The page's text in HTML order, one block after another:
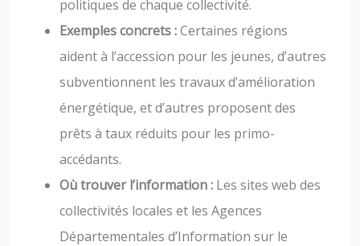
politiques de chaque collectivité.
Exemples concrets :Certaines régions
aident à l’accession pour les jeunes, d’autres
subventionnent les travaux d’amélioration
énergétique, et d’autres proposent des
prêts à taux réduits pour les primo-
accédants.
Où trouver l’information : Les sites web des
collectivités locales et les Agences
Départementales d’Information sur le